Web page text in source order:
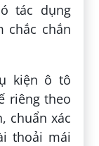
tác dụng
chắc chắn
kiện ô tô
riêng theo
chuẩn xác
thoải mái